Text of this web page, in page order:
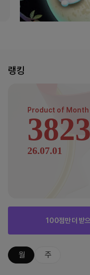
랭킹
Product of Month
26.07.01
100점만 더 받
월 주